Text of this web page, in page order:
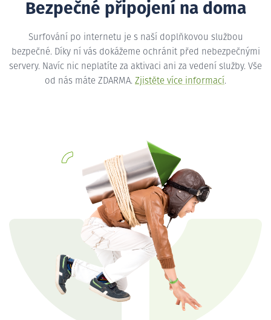
Bezpečné připojení na doma
Surfování po internetu je s naší doplňkovou službou
bezpečné. Díky ní vás dokážeme ochránit před nebezpečnými
servery. Navíc nic neplatíte za aktivaci ani za vedení služby. Vše
od nás máte ZDARMA. Zjistěte více informací.